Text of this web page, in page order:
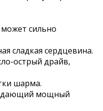
сильно
сладкая сердцевина.
острый драйв,
шарма.
мощный